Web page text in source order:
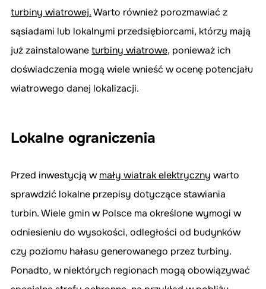
turbiny wiatrowej. Warto również porozmawiać z
sąsiadami lub lokalnymi przedsiębiorcami, którzy mają
już zainstalowane turbiny wiatrowe, ponieważ ich
doświadczenia mogą wiele wnieść w ocenę potencjału
wiatrowego danej lokalizacji.
Lokalne ograniczenia
Przed inwestycją w mały wiatrak elektryczny warto
sprawdzić lokalne przepisy dotyczące stawiania
turbin. Wiele gmin w Polsce ma określone wymogi w
odniesieniu do wysokości, odległości od budynków
czy poziomu hałasu generowanego przez turbiny.
Ponadto, w niektórych regionach mogą obowiązywać